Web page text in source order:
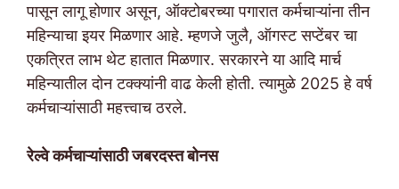
पासून लागू होणार असून, ऑक्टोबरच्या पगारात कर्मचाऱ्यांना तीन
महिन्याचा इयर मिळणार आहे. म्हणजे जुलै, ऑगस्ट सप्टेंबर चा
एकत्रित लाभ थेट हातात मिळणार. सरकारने या आदि मार्च
महिन्यातील दोन टक्क्यांनी वाढ केली होती. त्यामुळे 2025 हे वर्ष
कर्मचाऱ्यांसाठी महत्त्वाच ठरले.
रेल्वे कर्मचाऱ्यांसाठी जबरदस्त बोनस